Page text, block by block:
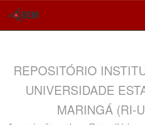
REPOSITÓRIO
UNIVERSIDADE
MARINGÁ (RI-